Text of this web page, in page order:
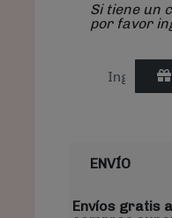
Si tiene un
por favor
ENVÍO
Envíos gratis